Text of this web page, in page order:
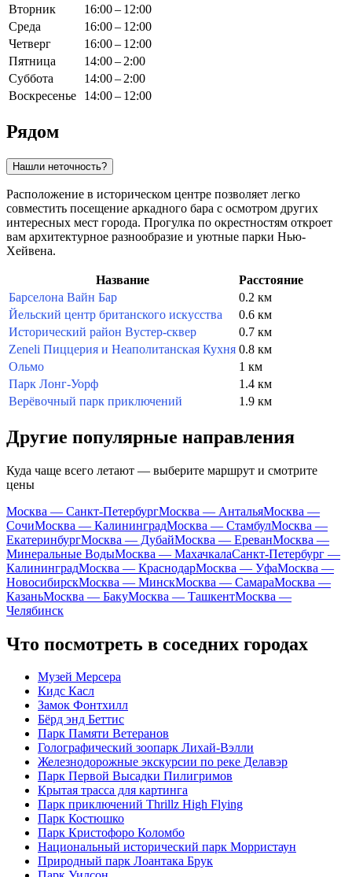
Вторник
16:00 – 12:00
Среда
16:00 – 12:00
Четверг
16:00 – 12:00
Пятница
14:00 – 2:00
Суббота
14:00 – 2:00
Воскресенье
14:00 – 12:00
Рядом
Нашли неточность?
Расположение в историческом центре позволяет легко
совместить посещение аркадного бара с осмотром других
интересных мест города. Прогулка по окрестностям откроет
вам архитектурное разнообразие и уютные парки Нью-
Хейвена.
Название
Расстояние
Барселона Вайн Бар
0.2 км
Йельский центр британского искусства
0.6 км
Исторический район Вустер-сквер
0.7 км
Zeneli Пиццерия и Неаполитанская Кухня 0.8 км
Ольмо
1 км
Парк Лонг-Уорф
1.4 км
Верёвочный парк приключений
1.9 км
Другие популярные направления
Куда чаще всего летают — выберите маршрут и смотрите
цены
Москва — Санкт-ПетербургМосква — АнтальяМосква —
СочиМосква — КалининградМосква — СтамбулМосква —
ЕкатеринбургМосква — ДубайМосква — ЕреванМосква —
Минеральные ВодыМосква — МахачкалаСанкт-Петербург —
КалининградМосква — КраснодарМосква — УфаМосква —
НовосибирскМосква — МинскМосква — СамараМосква —
КазаньМосква — БакуМосква — ТашкентМосква —
Челябинск
Что посмотреть в соседних городах
Музей Мерсера
Кидс Касл
Замок Фонтхилл
Бёрд энд Беттис
Парк Памяти Ветеранов
Голографический зоопарк Лихай-Вэлли
Железнодорожные экскурсии по реке Делавэр
Парк Первой Высадки Пилигримов
Крытая трасса для картинга
Парк приключений Thrillz High Flying
Парк Костюшко
Парк Кристофоро Коломбо
Национальный исторический парк Морристаун
Природный парк Лоантака Брук